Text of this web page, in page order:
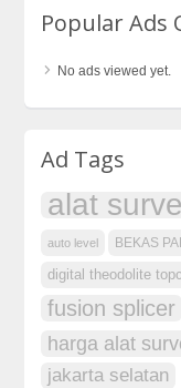
Popular Ads
No ads viewed yet.
Ad Tags
alat
auto level BEKAS
digital theodolite
fusion splicer
harga alat
jakarta selatan